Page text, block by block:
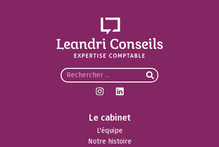
Le cabinet
L'équipe
Notre histoire